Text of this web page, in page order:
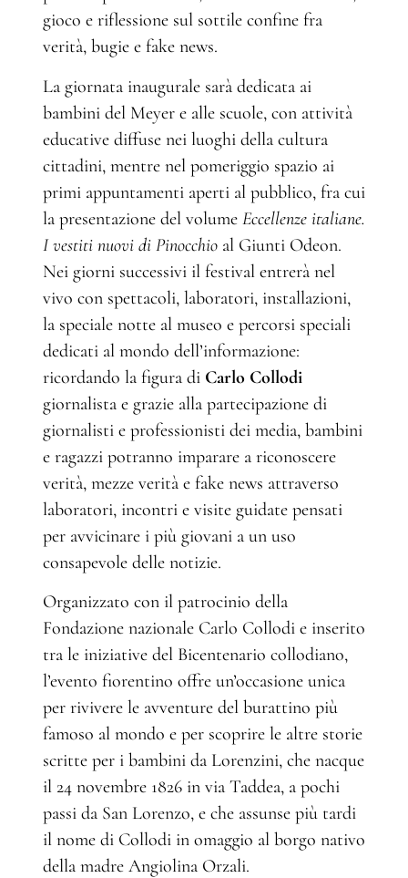
gioco e riflessione sul sottile confine fra
verità, bugie e fake news.
La giornata inaugurale sarà dedicata ai
bambini del Meyer e alle scuole, con attività
educative diffuse nei luoghi della cultura
cittadini, mentre nel pomeriggio spazio ai
primi appuntamenti aperti al pubblico, fra cui
la presentazione del volume Eccellenze italiane.
I vestiti nuovi di Pinocchio al Giunti Odeon.
Nei giorni successivi il festival entrerà nel
vivo con spettacoli, laboratori, installazioni,
la speciale notte al museo e percorsi speciali
dedicati al mondo dell’informazione:
ricordando la figura di Carlo Collodi
giornalista e grazie alla partecipazione di
giornalisti e professionisti dei media, bambini
e ragazzi potranno imparare a riconoscere
verità, mezze verità e fake news attraverso
laboratori, incontri e visite guidate pensati
per avvicinare i più giovani a un uso
consapevole delle notizie.
Organizzato con il patrocinio della
Fondazione nazionale Carlo Collodi e inserito
tra le iniziative del Bicentenario collodiano,
l’evento fiorentino offre un’occasione unica
per rivivere le avventure del burattino più
famoso al mondo e per scoprire le altre storie
scritte per i bambini da Lorenzini, che nacque
il 24 novembre 1826 in via Taddea, a pochi
passi da San Lorenzo, e che assunse più tardi
il nome di Collodi in omaggio al borgo nativo
della madre Angiolina Orzali.